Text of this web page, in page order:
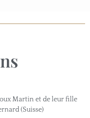
Martin et de leur fille
(Suisse)